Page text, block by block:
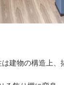
は建物の構造上